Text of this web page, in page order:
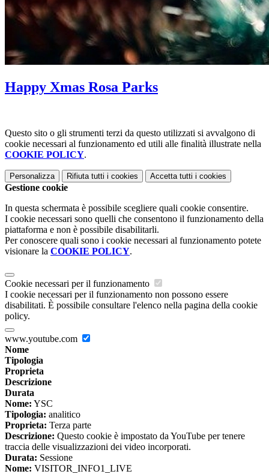
Happy Xmas Rosa Parks
Questo sito o gli strumenti terzi da questo utilizzati si avvalgono di
cookie necessari al funzionamento ed utili alle finalità illustrate nella
COOKIE POLICY.
Personalizza Rifiuta tutti i cookies Accetta tutti i cookies
Gestione cookie
In questa schermata è possibile scegliere quali cookie consentire.
I cookie necessari sono quelli che consentono il funzionamento della
piattaforma e non è possibile disabilitarli.
Per conoscere quali sono i cookie necessari al funzionamento potete
visionare la COOKIE POLICY.
Cookie necessari per il funzionamento
I cookie necessari per il funzionamento non possono essere
disabilitati. È possibile consultare l'elenco nella pagina della cookie
policy.
www.youtube.com
Nome
Tipologia
Proprieta
Descrizione
Durata
Nome: YSC
Tipologia: analitico
Proprieta: Terza parte
Descrizione: Questo cookie è impostato da YouTube per tenere
traccia delle visualizzazioni dei video incorporati.
Durata: Sessione
Nome: VISITOR_INFO1_LIVE